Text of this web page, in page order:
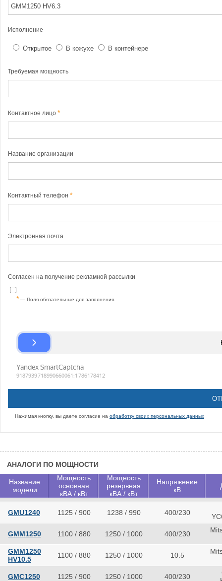
Исполнение
Открытое В кожухе В контейнере
Требуемая мощность
Контактное лицо
Название организации
Контактный телефон
Электронная почта
Согласен на получение рекламной рассылки
— Поля обязательные для заполнения.
Нажимая кнопку, вы даете согласие на обработку своих персональных данных
АНАЛОГИ ПО МОЩНОСТИ
Название
модели
Мощность
основная
кВА / кВт
Мощность
резервная
кВА / кВт
Напряжение
кВ
GMU1240 1125 / 900 1238 / 990 400/230
GMM1250 1100 / 880 1250 / 1000 400/230
GMM1250
HV10.5
1100 / 880 1250 / 1000 10.5
GMC1250 1125 / 900 1250 / 1000 400/230